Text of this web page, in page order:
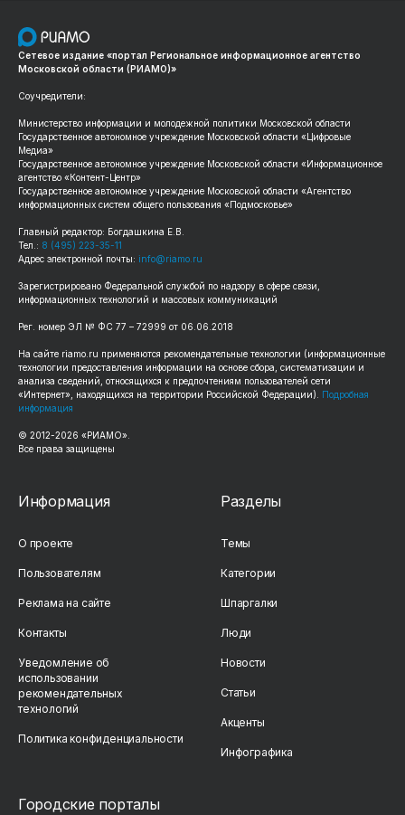
Сетевое издание «портал Региональное информационное агентство
Московской области (РИАМО)»
Соучредители:
Министерство информации и молодежной политики Московской области
Государственное автономное учреждение Московской области «Цифровые
Медиа»
Государственное автономное учреждение Московской области «Информационное
агентство «Контент-Центр»
Государственное автономное учреждение Московской области «Агентство
информационных систем общего пользования «Подмосковье»
Главный редактор: Богдашкина Е.В.
Тел.: 8 (495) 223-35-11
Адрес электронной почты: info@riamo.ru
Зарегистрировано Федеральной службой по надзору в сфере связи,
информационных технологий и массовых коммуникаций
Рег. номер ЭЛ № ФС 77 – 72999 от 06.06.2018
На сайте riamo.ru применяются рекомендательные технологии (информационные
технологии предоставления информации на основе сбора, систематизации и
анализа сведений, относящихся к предпочтениям пользователей сети
«Интернет», находящихся на территории Российской Федерации). Подробная
информация
© 2012-2026 «РИАМО».
Все права защищены
Информация
О проекте
Пользователям
Реклама на сайте
Контакты
Уведомление об
использовании
рекомендательных
технологий
Политика конфиденциальности
Разделы
Темы
Категории
Шпаргалки
Люди
Новости
Статьи
Акценты
Инфографика
Городские порталы